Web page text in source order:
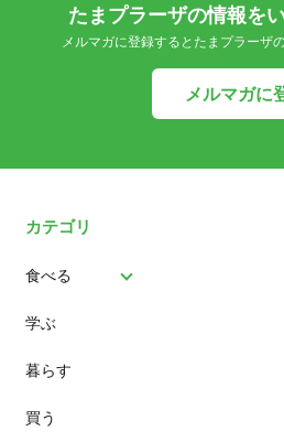
たまプラーザの情報を
メルマガに登録するとたまプラーザ
メルマガに
カテゴリ
食べる
パン
スイーツ
ランチ
学ぶ
暮らす
買う